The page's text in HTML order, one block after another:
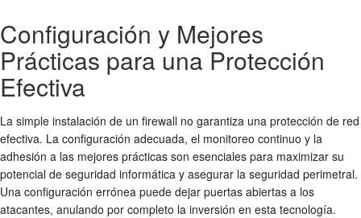
Configuración y Mejores
Prácticas para una Protección
Efectiva
La simple instalación de un firewall no garantiza una protección de red
efectiva. La configuración adecuada, el monitoreo continuo y la
adhesión a las mejores prácticas son esenciales para maximizar su
potencial de seguridad informática y asegurar la seguridad perimetral.
Una configuración errónea puede dejar puertas abiertas a los
atacantes, anulando por completo la inversión en esta tecnología.